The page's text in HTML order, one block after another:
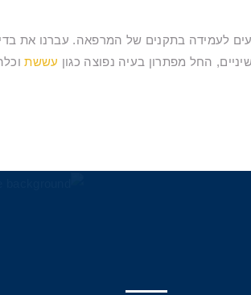
לעמידה בתקנים של המרפאה. עברנו את
החל מפתרון בעיה נפוצה כגון עששת